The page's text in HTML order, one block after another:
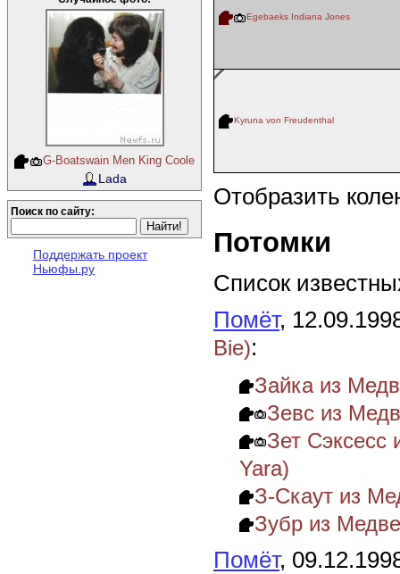
G-Boatswain Men King Coole
Lada
Поиск по сайту:
Поддержать проект
Ньюфы.ру
Egebaeks Indiana Jones
Kyruna von Freudenthal
Отобразить
Потомки
Список
Помёт,
Bie):
Зайка из
Зевс из
Зет Сэксесс
Yara)
З-Скаут из
Зубр из
Помёт,